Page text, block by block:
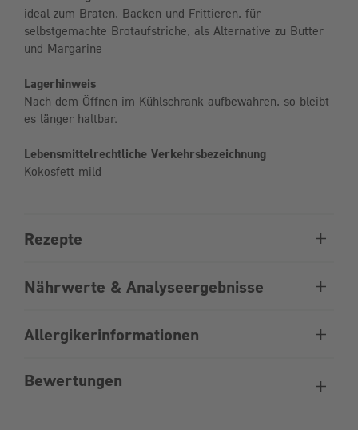
ideal zum Braten, Backen und Frittieren, für
selbstgemachte Brotaufstriche, als Alternative zu Butter
und Margarine
Lagerhinweis
Nach dem Öffnen im Kühlschrank aufbewahren, so bleibt
es länger haltbar.
Lebensmittelrechtliche Verkehrsbezeichnung
Kokosfett mild
Rezepte
Nährwerte & Analyseergebnisse
Allergikerinformationen
Bewertungen